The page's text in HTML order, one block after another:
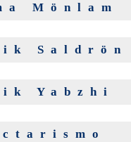
Mönlam
Saldrön
Yabzhi